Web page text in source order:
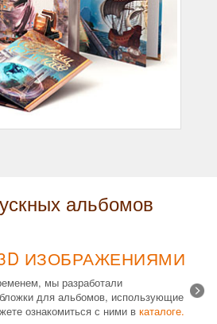
альбомов
ИЗОБРАЖЕНИЯМИ
мы разработали
для альбомов, использующие
ознакомиться с ними в каталоге.